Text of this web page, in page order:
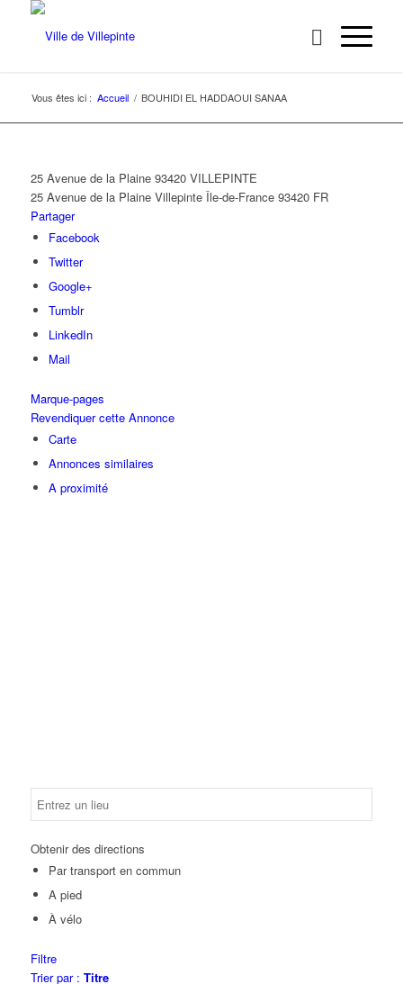
Vous êtes ici : Accueil / BOUHIDI EL HADDAOUI SANAA
25 Avenue de la Plaine 93420 VILLEPINTE
25 Avenue de la Plaine Villepinte Île-de-France 93420 FR
Partager
Facebook
Twitter
Google+
Tumblr
LinkedIn
Mail
Marque-pages
Revendiquer cette Annonce
Carte
Annonces similaires
A proximité
Obtenir des directions
Par transport en commun
A pied
À vélo
Filtre
Trier par : Titre